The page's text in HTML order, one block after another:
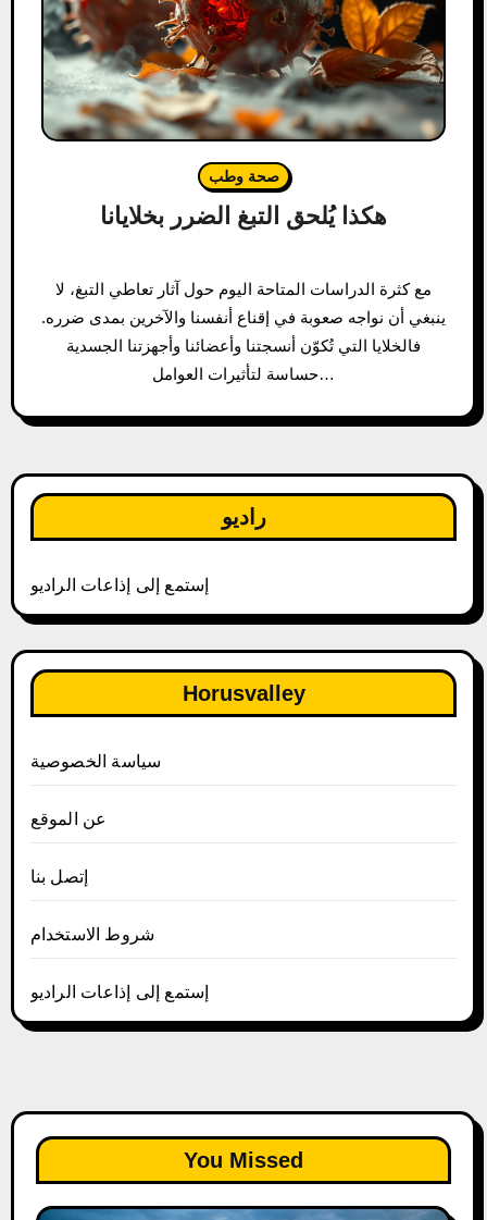
صحة وطب
هكذا يُلحق التبغ الضرر بخلايانا
مع كثرة الدراسات المتاحة اليوم حول آثار تعاطي التبغ، لا
ينبغي أن نواجه صعوبة في إقناع أنفسنا والآخرين بمدى ضرره.
فالخلايا التي تُكوّن أنسجتنا وأعضائنا وأجهزتنا الجسدية
حساسة لتأثيرات العوامل…
راديو
إستمع إلى إذاعات الراديو
Horusvalley
سياسة الخصوصية
عن الموقع
إتصل بنا
شروط الاستخدام
إستمع إلى إذاعات الراديو
You Missed